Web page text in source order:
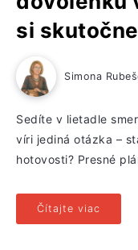
si
Simona
Sedíte v lietadle
víri jediná otázka –
hotovosti? Presné
Čítajte viac